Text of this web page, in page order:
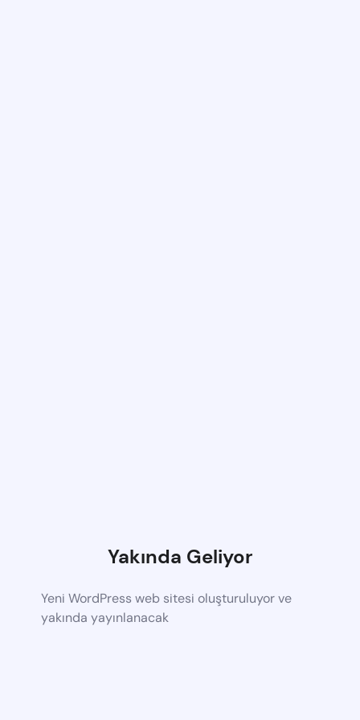
Yakında Geliyor
Yeni WordPress web sitesi oluşturuluyor ve
yakında yayınlanacak